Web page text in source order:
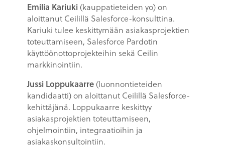
Emilia Kariuki (kauppatieteiden yo) on
aloittanut Ceilillä Salesforce-konsulttina.
Kariuki tulee keskittymään asiakasprojektien
toteuttamiseen, Salesforce Pardotin
käyttöönottoprojekteihin sekä Ceilin
markkinointiin.
Jussi Loppukaarre(luonnontieteiden
kandidaatti) on aloittanut Ceilillä Salesforce-
kehittäjänä. Loppukaarre keskittyy
asiakasprojektien toteuttamiseen,
ohjelmointiin, integraatioihin ja
asiakaskonsultointiin.